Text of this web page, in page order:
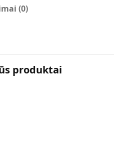
(0)
produktai